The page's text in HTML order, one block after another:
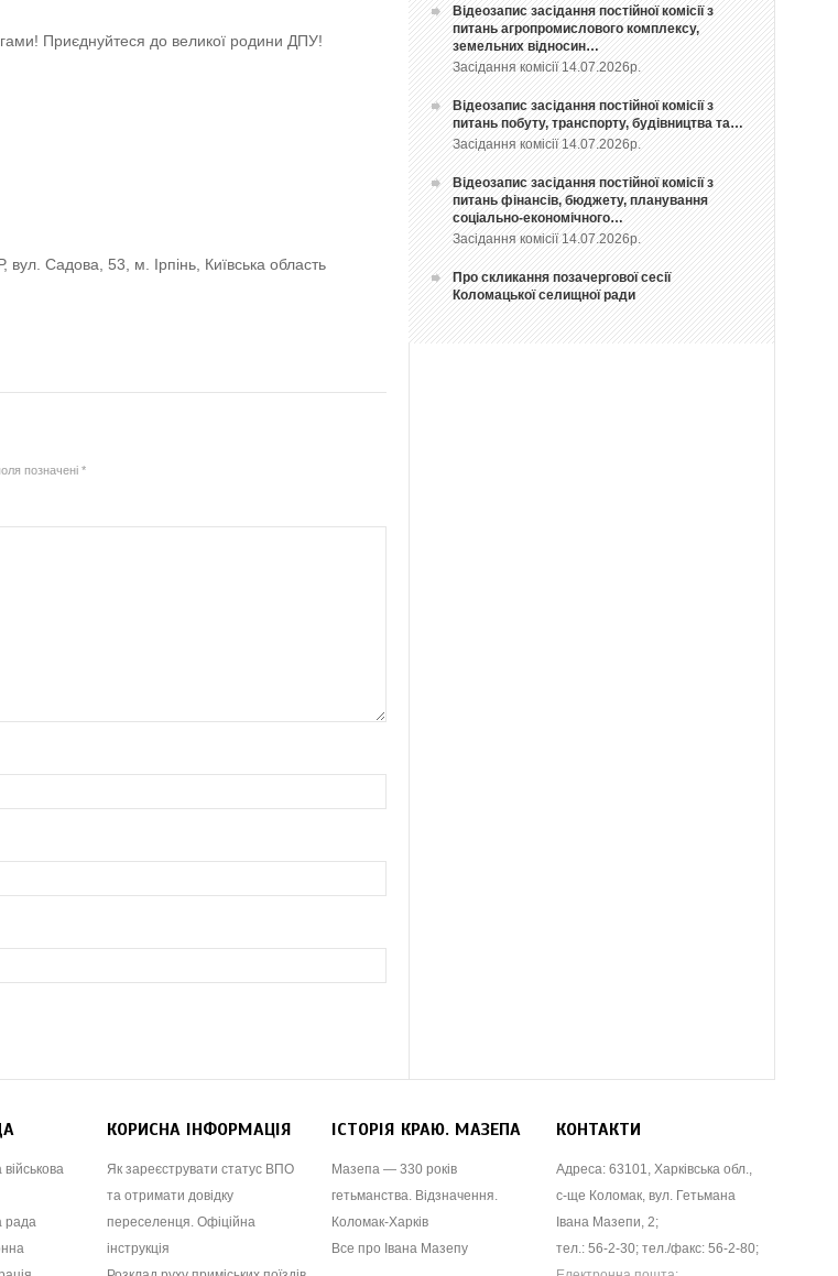
Приєднуйтеся до великої родини ДПУ!
вул. Садова, 53, м. Ірпінь, Київська область
позначені*
Відеозапис засідання постійної комісії з
питань агропромислового комплексу,
земельних відносин…
Засідання комісії 14.07.2026р.
Відеозапис засідання постійної комісії з
питань побуту, транспорту, будівництва та…
Засідання комісії 14.07.2026р.
Відеозапис засідання постійної комісії з
питань фінансів, бюджету, планування
соціально-економічного…
Засідання комісії 14.07.2026р.
Про скликання позачергової сесії
Коломацької селищної ради
рада
КОРИСНА ІНФОРМАЦІЯ
Як зареєструвати статус ВПО
та отримати довідку
переселенця. Офіційна
інструкція
ІСТОРІЯ КРАЮ. МАЗЕПА
Мазепа — 330 років
гетьманства. Відзначення.
Коломак-Харків
Все про Івана Мазепу
КОНТАКТИ
Адреса: 63101, Харківська обл.,
с-ще Коломак, вул. Гетьмана
Івана Мазепи, 2;
тел.: 56-2-30; тел./факс: 56-2-80;